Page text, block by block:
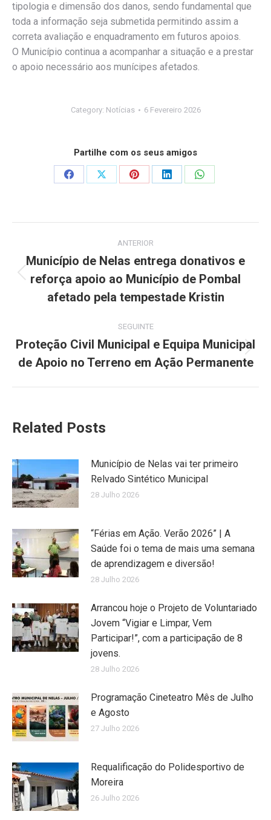
tipologia e dimensão dos danos, sendo fundamental que
toda a informação seja submetida permitindo assim a
correta avaliação e enquadramento em futuros apoios.
O Município continua a acompanhar a situação e a prestar
o apoio necessário aos munícipes afetados.
Category: Notícias 6 Fevereiro 2026
Partilhe com os seus amigos
Share
Share
Share
Share
Share
navigation
ANTERIOR
Previous
post:
Município de Nelas entrega donativos e
reforça apoio ao Município de Pombal
afetado pela tempestade Kristin
SEGUINTE
Next
post:
Proteção Civil Municipal e Equipa Municipal
de Apoio no Terreno em Ação Permanente
Related Posts
Município de Nelas vai ter primeiro
Relvado Sintético Municipal
28 Julho 2026
“Férias em Ação. Verão 2026” | A
Saúde foi o tema de mais uma semana
de aprendizagem e diversão!
28 Julho 2026
Arrancou hoje o Projeto de Voluntariado
Jovem “Vigiar e Limpar, Vem
Participar!”, com a participação de 8
jovens.
28 Julho 2026
Programação Cineteatro Mês de Julho
e Agosto
27 Julho 2026
Requalificação do Polidesportivo de
Moreira
26 Julho 2026